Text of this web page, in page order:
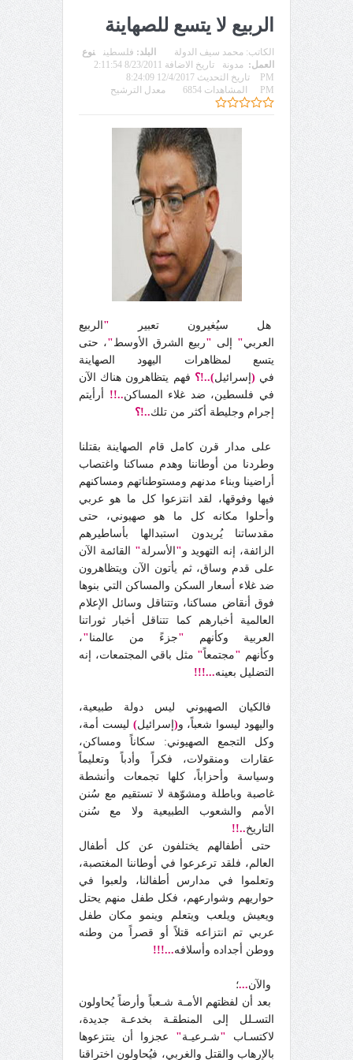
الربيع لا يتسع للصهاينة
الكاتب: محمد سيف الدولة البلد: فلسطين
نوع
العمل: مدونة
تاريخ الاضافة 8/23/2011 2:11:54
PM
تاريخ التحديث 12/4/2017 8:24:09
PM
المشاهدات 6854 معدل الترشيح
هل سيُغيرون تعبير " الربيع
العربي" إلى "ربيع الشرق الأوسط"، حتى
يتسع لمظاهرات اليهود الصهاينة
في ( إسرائيل)..!؟ فهم يتظاهرون هناك الآن
في فلسطين، ضد غلاء المساكن..!! أرأيتم
إجرام وجليطة أكثر من تلك..!؟
على مدار قرن كامل قام الصهاينة بقتلنا
وطردنا من أوطاننا وهدم مساكنا واغتصاب
أراضينا وبناء مدنهم ومستوطناتهم ومساكنهم
فيها وفوقها، لقد انتزعوا كل ما هو عربي
وأحلوا مكانه كل ما هو صهيوني، حتى
مقدساتنا يُريدون استبدالها بأساطيرهم
الزائفة، إنه التهويد و" الأسرلة" القائمة الآن
على قدم وساق، ثم يأتون الآن ويتظاهرون
ضد غلاء أسعار السكن والمساكن التي بنوها
فوق أنقاض مساكنا، وتتناقل وسائل الإعلام
العالمية أخبارهم كما تتناقل أخبار ثوراتنا
العربية وكأنهم "جزءً من عالمنا"،
وكأنهم "مجتمعاً" مثل باقي المجتمعات، إنه
التضليل بعينه...!!!
فالكيان الصهيوني ليس دولة طبيعية،
واليهود ليسوا شعباً، و( إسرائيل) ليست أمة،
وكل التجمع الصهيوني: سكاناً ومساكن،
عقارات ومنقولات، فكراً وأدباً وتعليماً
وسياسة وأحزاباً، كلها تجمعات وأنشطة
غاصبة وباطلة ومشوّهة لا تستقيم مع سُنن
الأمم والشعوب الطبيعية ولا مع سُنن
التاريخ..!!
حتى أطفالهم يختلفون عن كل أطفال
العالم، فلقد ترعرعوا في أوطاننا المغتصبة،
وتعلموا في مدارس أطفالنا، ولعبوا في
حواريهم وشوارعهم، فكل طفل منهم يحتل
ويعيش ويلعب ويتعلم وينمو مكان طفل
عربي تم انتزاعه قتلاً أو قصراً من وطنه
ووطن أجداده وأسلافه...!!!
والآن...؛
بعد أن لفظتهم الأمـة شـعباً وأرضاً يُحاولون
التسـلل إلى المنطقـة بخدعـة جديدة،
لاكتسـاب "شـرعيـة" عجزوا أن ينتزعوها
بالإرهاب والقتل والغربي، فيُحاولون اختراقنا